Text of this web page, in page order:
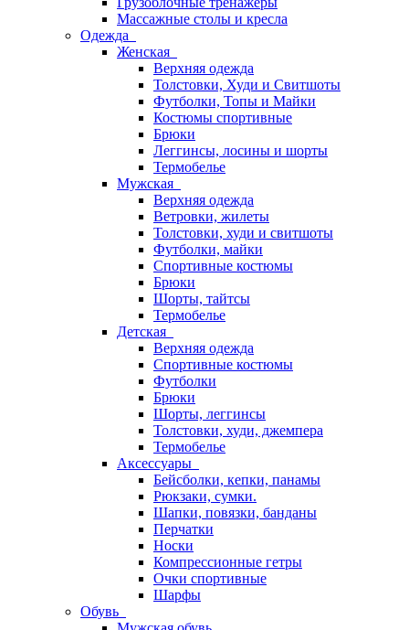
Массажные столы и кресла
Одежда
Женская
Верхняя одежда
Толстовки, Худи и Свитшоты
Футболки, Топы и Майки
Костюмы спортивные
Брюки
Леггинсы, лосины и шорты
Термобелье
Мужская
Верхняя одежда
Ветровки, жилеты
Толстовки, худи и свитшоты
Футболки, майки
Спортивные костюмы
Брюки
Шорты, тайтсы
Термобелье
Детская
Верхняя одежда
Спортивные костюмы
Футболки
Брюки
Шорты, леггинсы
Толстовки, худи, джемпера
Термобелье
Аксессуары
Бейсболки, кепки, панамы
Рюкзаки, сумки.
Шапки, повязки, банданы
Перчатки
Носки
Компрессионные гетры
Очки спортивные
Шарфы
Обувь